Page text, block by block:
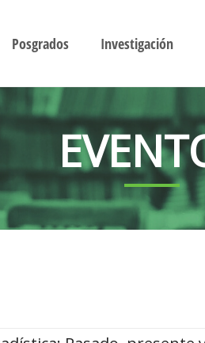
Posgrados Investigación